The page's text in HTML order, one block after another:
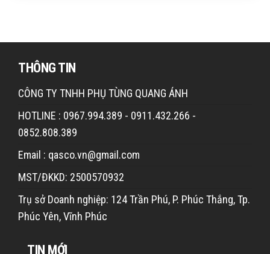
THÔNG TIN
CÔNG TY TNHH PHỤ TÙNG QUANG ÁNH
HOTLINE : 0967.994.389 - 0911.432.266 -
0852.808.389
Email : qasco.vn@gmail.com
MST/ĐKKD: 2500570932
Trụ sở Doanh nghiệp: 124 Trần Phú, P. Phúc Thắng, Tp.
Phúc Yên, Vĩnh Phúc
TIN MỚI